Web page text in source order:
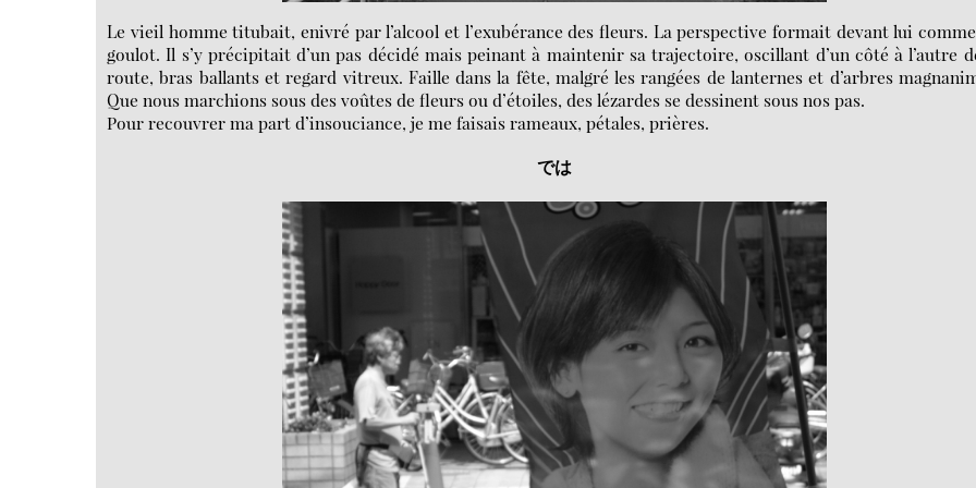
Le vieil homme titubait, enivré par l’alcool et l’exubérance des fleurs. La perspective formait devant lui
goulot. Il s’y précipitait d’un pas décidé mais peinant à maintenir sa trajectoire, oscillant d’un côté à l’autre
route, bras ballants et regard vitreux. Faille dans la fête, malgré les rangées de lanternes et d’arbres
Que nous marchions sous des voûtes de fleurs ou d’étoiles, des lézardes se dessinent sous nos pas.
Pour recouvrer ma part d’insouciance, je me faisais rameaux, pétales, prières.
では